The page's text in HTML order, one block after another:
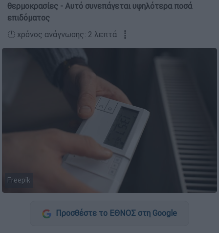
θερμοκρασίες - Αυτό συνεπάγεται υψηλότερα ποσά
επιδόματος
🕛 χρόνος ανάγνωσης: 2 λεπτά ┋
Freepik
Προσθέστε το ΕΘΝΟΣ στη Google